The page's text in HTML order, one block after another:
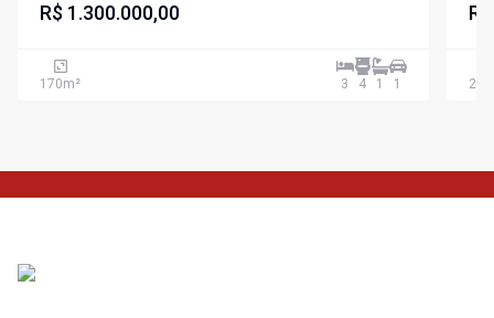
R$ 1.300.000,00
170m² 3 4 1 1 260